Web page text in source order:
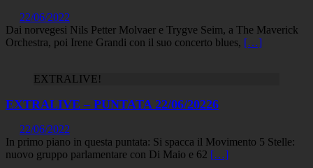
22/06/2022
Dai norvegesi Nils Petter Molvaer e Trygve Seim, a The Maverick
Orchestra, poi Irene Grandi con il suo concerto blues, […]
EXTRALIVE!
EXTRALIVE – PUNTATA 22/06/20226
22/06/2022
In primo piano in questa puntata: Si spacca il Movimento 5 Stelle:
nuovo gruppo parlamentare con Di Maio e 62 […]